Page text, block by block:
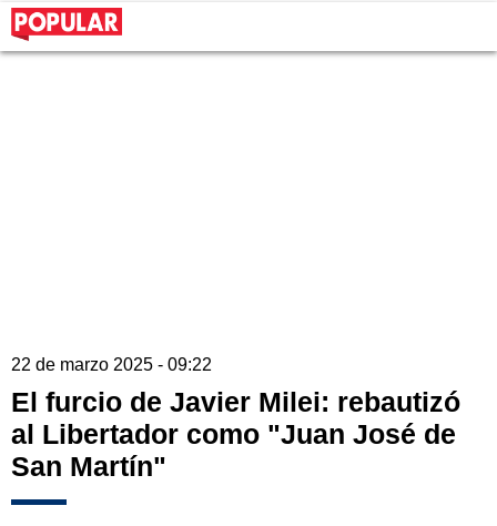
22 de marzo 2025 - 09:22
El furcio de Javier Milei: rebautizó
al Libertador como "Juan José de
San Martín"